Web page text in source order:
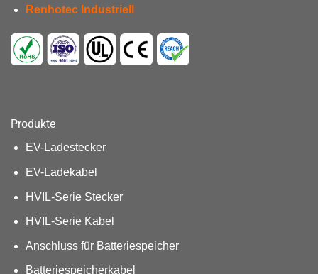
Renhotec Industriell
Produkte
EV-Ladestecker
EV-Ladekabel
HVIL-Serie Stecker
HVIL-Serie Kabel
Anschluss für Batteriespeicher
Batteriespeicherkabel